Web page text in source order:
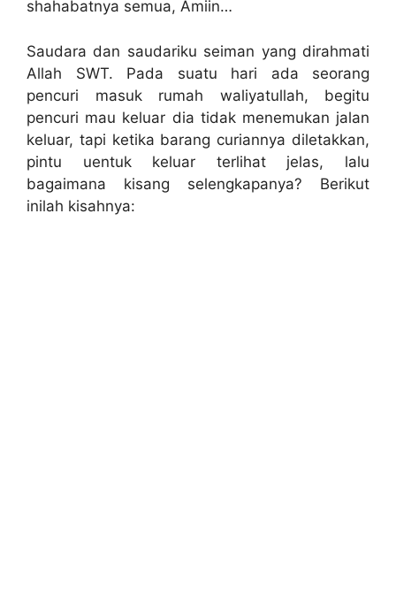
shahabatnya semua, Amiin…
Saudara dan saudariku seiman yang dirahmati
Allah SWT. Pada suatu hari ada seorang
pencuri masuk rumah waliyatullah, begitu
pencuri mau keluar dia tidak menemukan jalan
keluar, tapi ketika barang curiannya diletakkan,
pintu uentuk keluar terlihat jelas, lalu
bagaimana kisang selengkapanya? Berikut
inilah kisahnya: